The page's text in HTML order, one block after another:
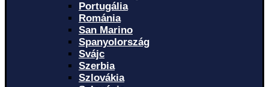
Portugália
Románia
San Marino
Spanyolország
Svájc
Szerbia
Szlovákia